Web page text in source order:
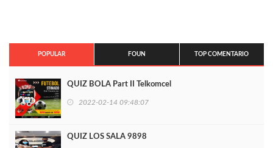
POPULAR FOUN TOP COMENTARIO
QUIZ BOLA Part II Telkomcel
2022-02-14 09:48:07
QUIZ LOS SALA 9898